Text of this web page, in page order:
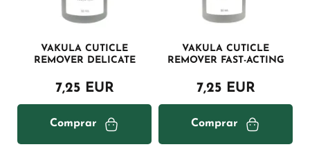
VAKULA CUTICLE
REMOVER DELICATE
7,25 EUR
Comprar
VAKULA CUTICLE
REMOVER FAST-ACTING
7,25 EUR
Comprar